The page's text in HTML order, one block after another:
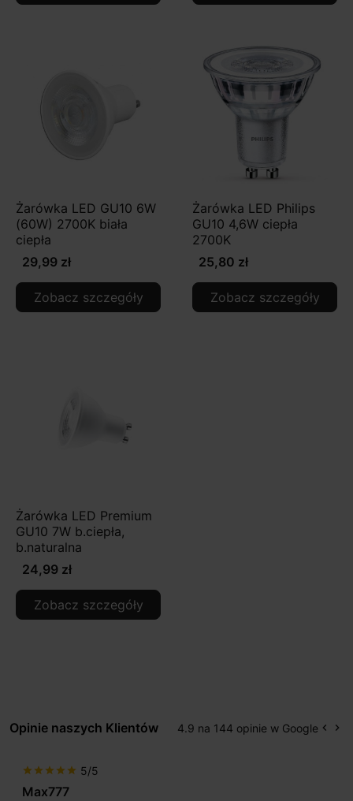
Żarówka LED GU10 6W
(60W) 2700K biała
ciepła
29,99 zł
Zobacz szczegóły
Żarówka LED Philips
GU10 4,6W ciepła
2700K
25,80 zł
Zobacz szczegóły
Żarówka LED Premium
GU10 7W b.ciepła,
b.naturalna
24,99 zł
Zobacz szczegóły
Opinie naszych Klientów 4.9 na 144 opinie w Google keyboard_arrow_left keyboard_arrow_right
star star star star star 5/5
Max777